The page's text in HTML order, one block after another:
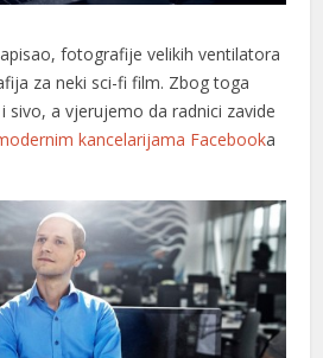
fotografije velikih ventilatora
za neki sci-fi film. Zbog toga
sivo, a vjerujemo da radnici zavide
kancelarijama Facebooka